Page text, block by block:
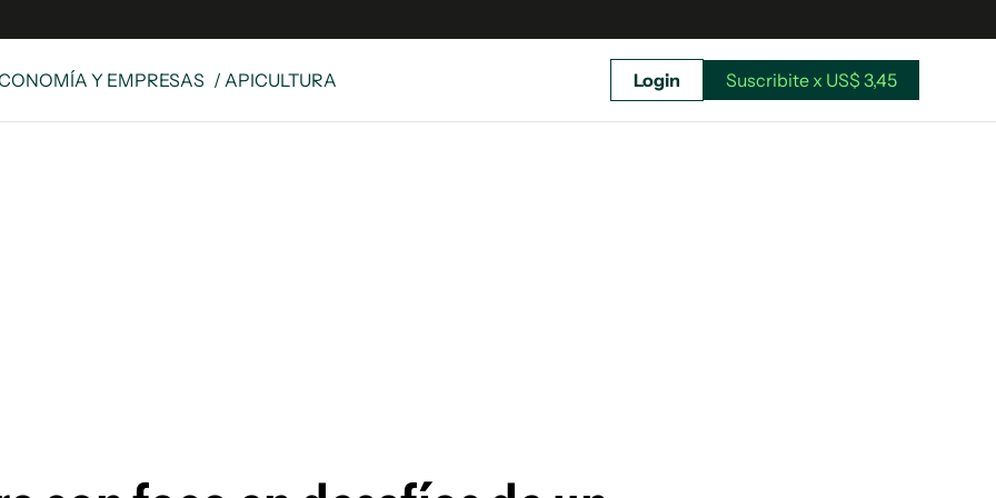
Y EMPRESAS / APICULTURA Login Suscribite x US$ 3,45